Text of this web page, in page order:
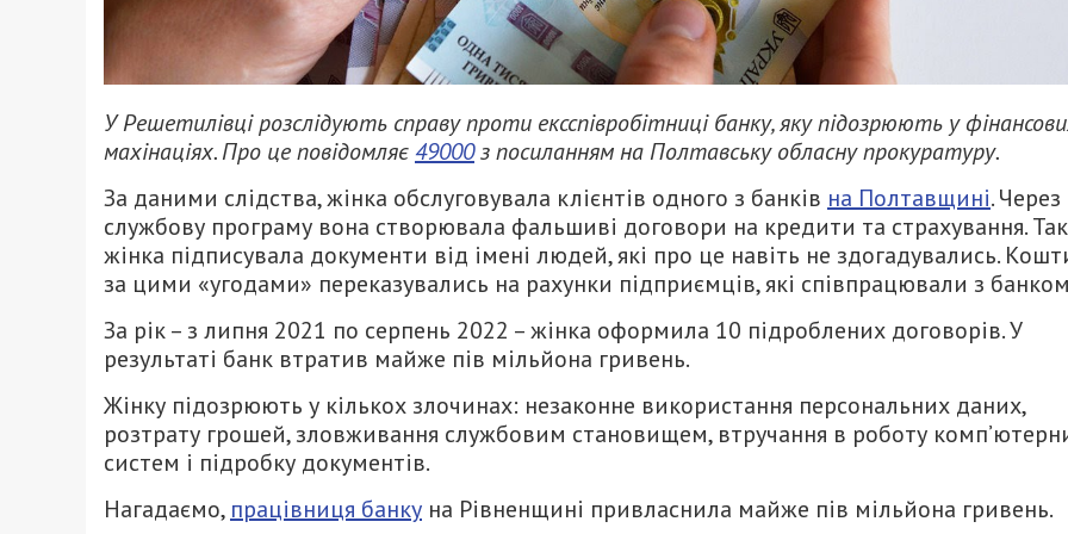
У Решетилівці розслідують справу проти ексспівробітниці банку, яку підозрюють у
махінаціях. Про це повідомляє49000з посиланням на Полтавську обласну прокуратуру.
За даними слідства, жінка обслуговувала клієнтів одного з банків на Полтавщині. Через
службову програму вона створювала фальшиві договори на кредити та страхування.
жінка підписувала документи від імені людей, які про це навіть не здогадувались.
за цими «угодами» переказувались на рахунки підприємців, які співпрацювали з
За рік – з липня 2021 по серпень 2022 – жінка оформила 10 підроблених договорів. У
результаті банк втратив майже пів мільйона гривень.
Жінку підозрюють у кількох злочинах: незаконне використання персональних даних,
розтрату грошей, зловживання службовим становищем, втручання в роботу
систем і підробку документів.
Нагадаємо, працівниця банку на Рівненщині привласнила майже пів мільйона гривень.